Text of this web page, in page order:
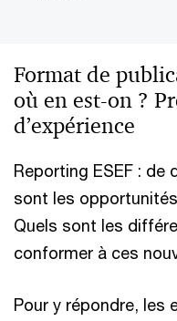
Format de
où en est-on ?
d’expérience
Reporting ESEF : de
sont les
Quels sont les
conformer à ces
Pour y répondre, les